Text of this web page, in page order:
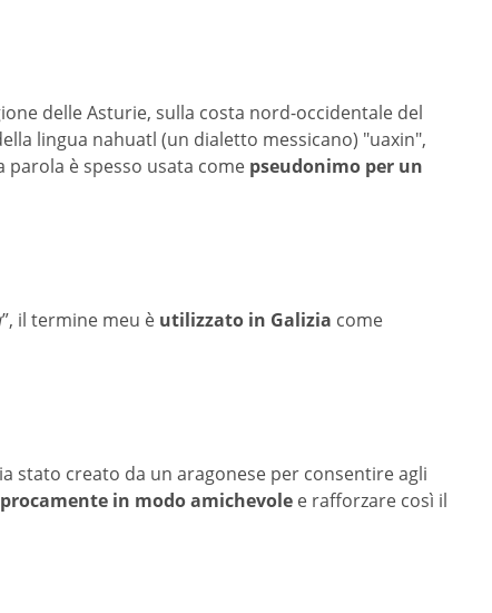
delle Asturie, sulla costa nord-occidentale del
lingua nahuatl (un dialetto messicano) "uaxin",
parola è spesso usata come pseudonimo per un
”, il termine meu è utilizzato in Galizia come
stato creato da un aragonese per consentire agli
in modo amichevole e rafforzare così il